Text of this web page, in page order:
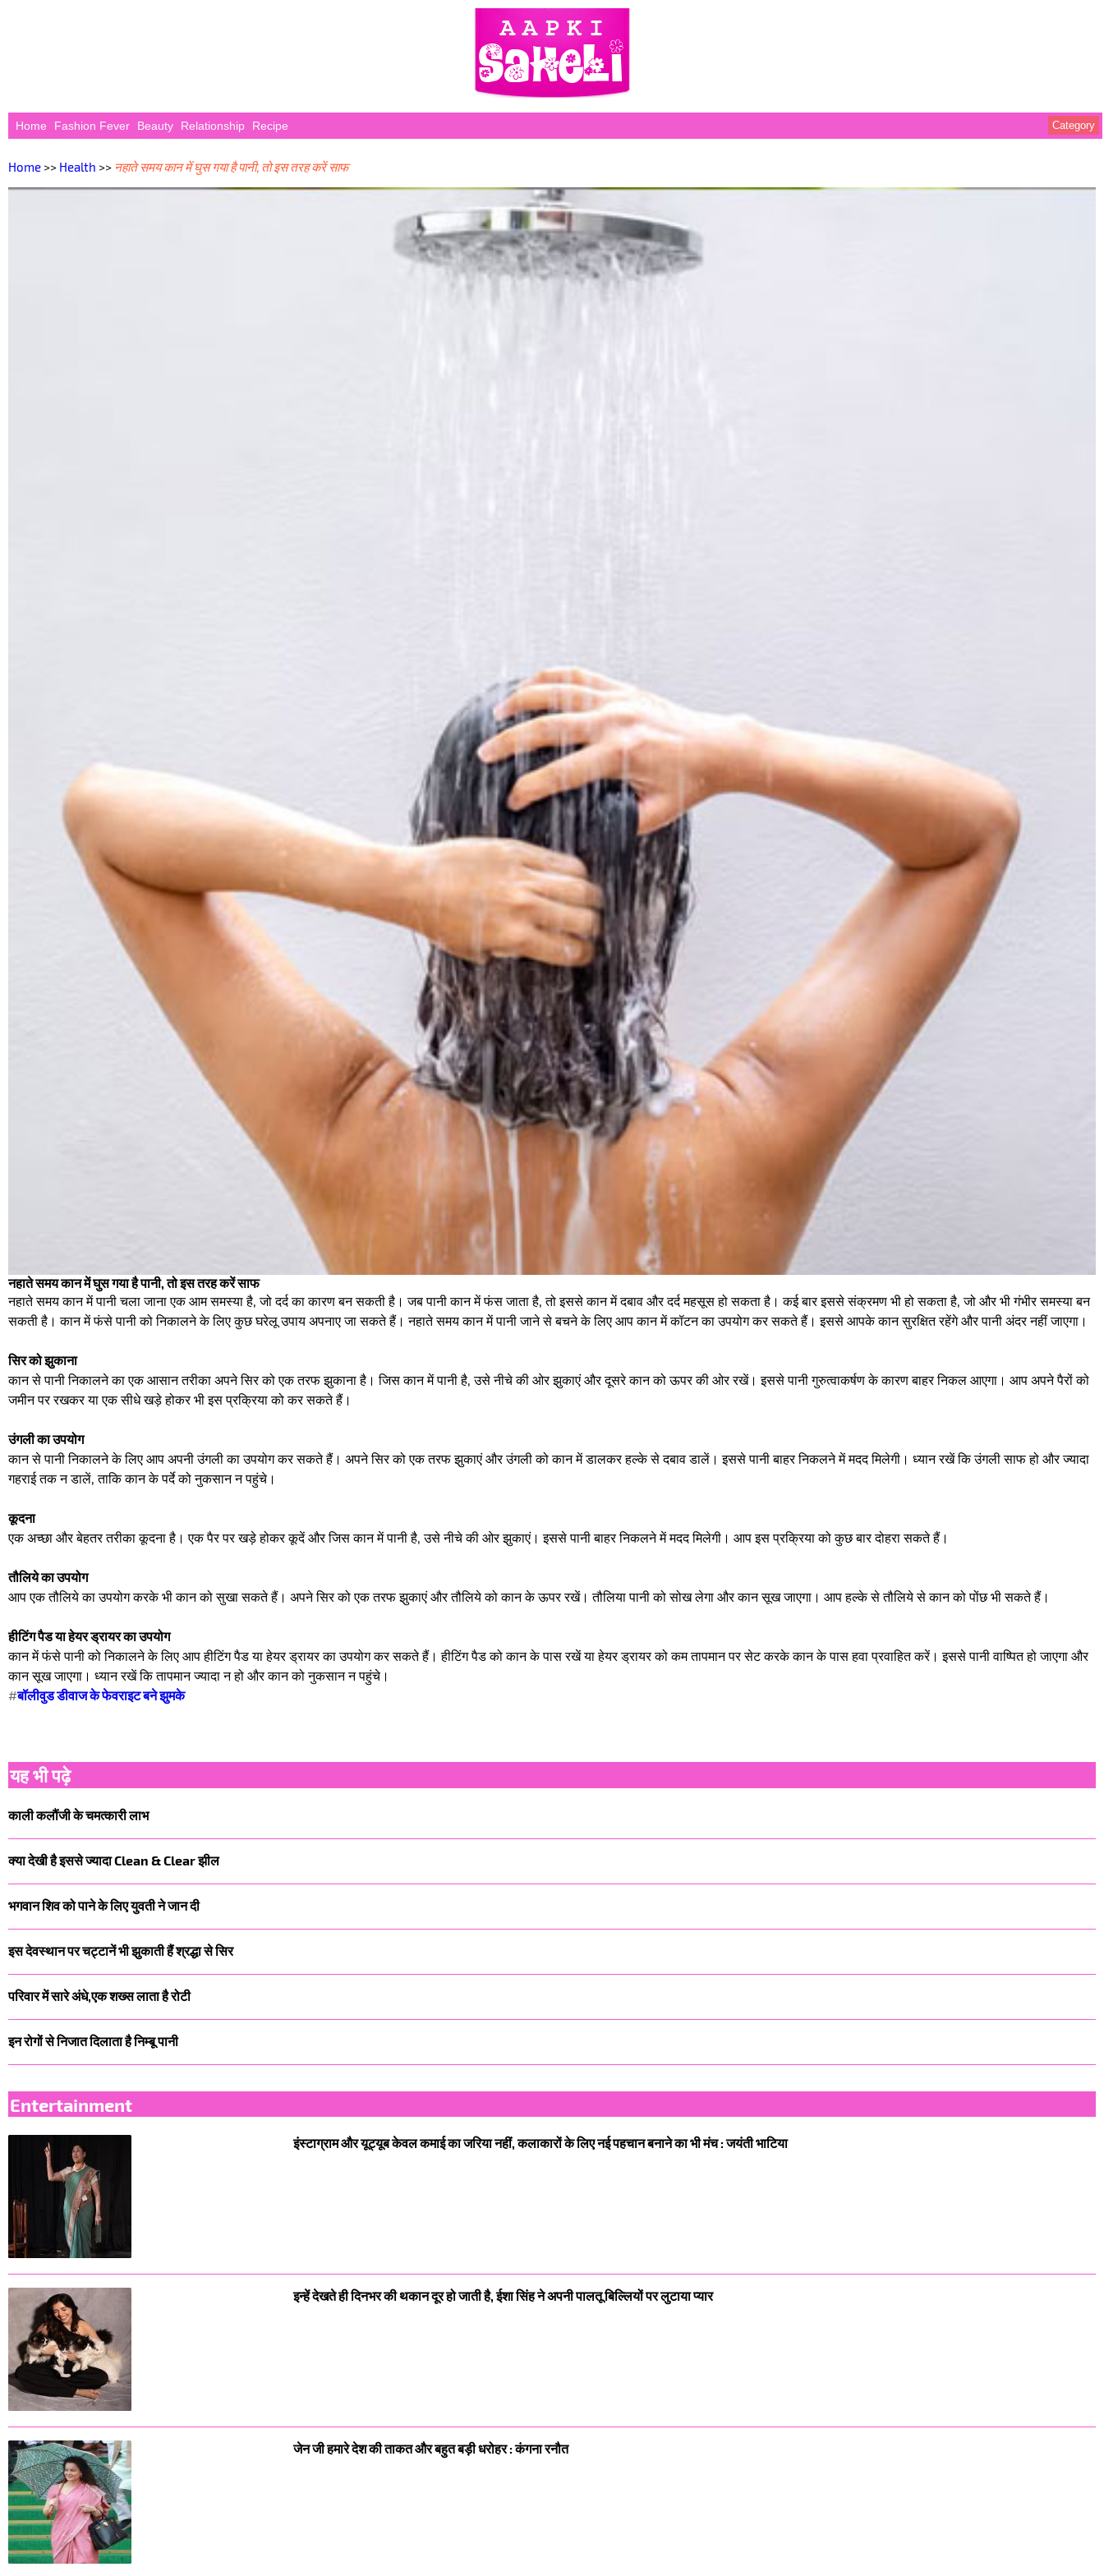
Home Fashion Fever Beauty Relationship Recipe Category
Home >> Health >> नहाते समय कान में घुस गया है पानी, तो इस तरह करें साफ
नहाते समय कान में घुस गया है पानी, तो इस तरह करें साफ
नहाते समय कान में पानी चला जाना एक आम समस्या है, जो दर्द का कारण बन सकती है। जब पानी कान में फंस जाता है, तो इससे कान में दबाव और दर्द महसूस हो सकता है। कई बार इससे संक्रमण भी हो सकता है, जो और भी गंभीर समस्या बन
सकती है। कान में फंसे पानी को निकालने के लिए कुछ घरेलू उपाय अपनाए जा सकते हैं। नहाते समय कान में पानी जाने से बचने के लिए आप कान में कॉटन का उपयोग कर सकते हैं। इससे आपके कान सुरक्षित रहेंगे और पानी अंदर नहीं जाएगा।
सिर को झुकाना
कान से पानी निकालने का एक आसान तरीका अपने सिर को एक तरफ झुकाना है। जिस कान में पानी है, उसे नीचे की ओर झुकाएं और दूसरे कान को ऊपर की ओर रखें। इससे पानी गुरुत्वाकर्षण के कारण बाहर निकल आएगा। आप अपने पैरों को
जमीन पर रखकर या एक सीधे खड़े होकर भी इस प्रक्रिया को कर सकते हैं।
उंगली का उपयोग
कान से पानी निकालने के लिए आप अपनी उंगली का उपयोग कर सकते हैं। अपने सिर को एक तरफ झुकाएं और उंगली को कान में डालकर हल्के से दबाव डालें। इससे पानी बाहर निकलने में मदद मिलेगी। ध्यान रखें कि उंगली साफ हो और ज्यादा
गहराई तक न डालें, ताकि कान के पर्दे को नुकसान न पहुंचे।
कूदना
एक अच्छा और बेहतर तरीका कूदना है। एक पैर पर खड़े होकर कूदें और जिस कान में पानी है, उसे नीचे की ओर झुकाएं। इससे पानी बाहर निकलने में मदद मिलेगी। आप इस प्रक्रिया को कुछ बार दोहरा सकते हैं।
तौलिये का उपयोग
आप एक तौलिये का उपयोग करके भी कान को सुखा सकते हैं। अपने सिर को एक तरफ झुकाएं और तौलिये को कान के ऊपर रखें। तौलिया पानी को सोख लेगा और कान सूख जाएगा। आप हल्के से तौलिये से कान को पोंछ भी सकते हैं।
हीटिंग पैड या हेयर ड्रायर का उपयोग
कान में फंसे पानी को निकालने के लिए आप हीटिंग पैड या हेयर ड्रायर का उपयोग कर सकते हैं। हीटिंग पैड को कान के पास रखें या हेयर ड्रायर को कम तापमान पर सेट करके कान के पास हवा प्रवाहित करें। इससे पानी वाष्पित हो जाएगा और
कान सूख जाएगा। ध्यान रखें कि तापमान ज्यादा न हो और कान को नुकसान न पहुंचे।
#बॉलीवुड डीवाज के फेवराइट बने झुमके
यह भी पढ़े
काली कलौंजी के चमत्कारी लाभ
क्या देखी है इससे ज्यादाClean & Clearझील
भगवान शिव को पाने के लिए युवती ने जान दी
इस देवस्थान पर चट्टानें भी झुकाती हैं श्रद्धा से सिर
परिवार में सारे अंधे,एक शख्स लाता है रोटी
इन रोगों से निजात दिलाता है निम्बू पानी
Entertainment
इंस्टाग्राम और यूट्यूब केवल कमाई का जरिया नहीं, कलाकारों के लिए नई पहचान बनाने का भी मंच : जयंती भाटिया
इन्हें देखते ही दिनभर की थकान दूर हो जाती है, ईशा सिंह ने अपनी पालतू बिल्लियों पर लुटाया प्यार
जेन जी हमारे देश की ताकत और बहुत बड़ी धरोहर : कंगना रनौत